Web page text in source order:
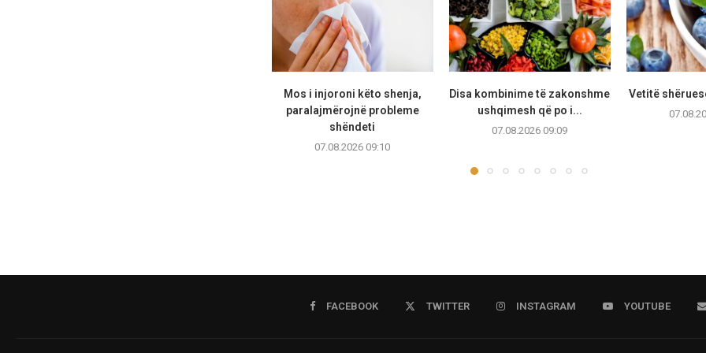
Mos i injoroni këto shenja,
paralajmërojnë probleme
shëndeti
07.08.2026 09:10
Disa kombinime të zakonshme
ushqimesh që po i...
07.08.2026 09:09
Vetitë
FACEBOOK TWITTER INSTAGRAM YOUTUBE